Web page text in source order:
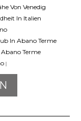
Von Venedig
In Italien
In Abano Terme
Terme
|